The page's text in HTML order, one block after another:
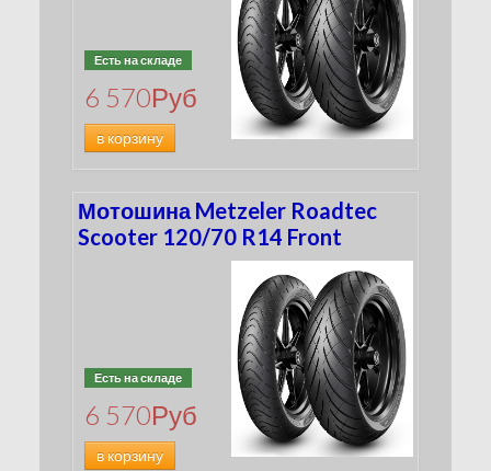
Есть на складе
6 570Руб
в корзину
Мотошина Metzeler Roadtec
Scooter 120/70 R14 Front
Есть на складе
6 570Руб
в корзину